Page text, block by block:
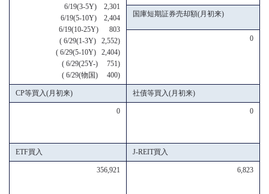
6/19(3-5Y) 2,301
6/19(5-10Y) 2,404
6/19(10-25Y) 803
( 6/29(1-3Y) 2,552)
( 6/29(5-10Y) 2,404)
( 6/29(25Y-) 751)
( 6/29(物国) 400)
国庫短期証券売却額(月初来)
0
CP等買入(月初来) 社債等買入(月初来)
0 0
ETF買入 J-REIT買入
356,921 6,823